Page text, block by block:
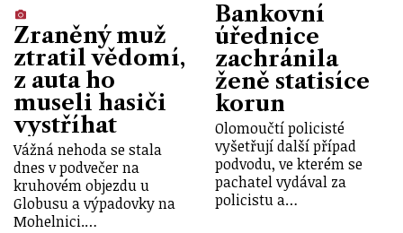
Zraněný muž
ztratil vědomí,
z auta ho
museli hasiči
vystříhat
Vážná nehoda se stala
dnes v podvečer na
kruhovém objezdu u
Globusu a výpadovky na
Mohelnici.…
Bankovní
úřednice
zachránila
ženě statisíce
korun
Olomoučtí policisté
vyšetřují další případ
podvodu, ve kterém se
pachatel vydával za
policistu a…